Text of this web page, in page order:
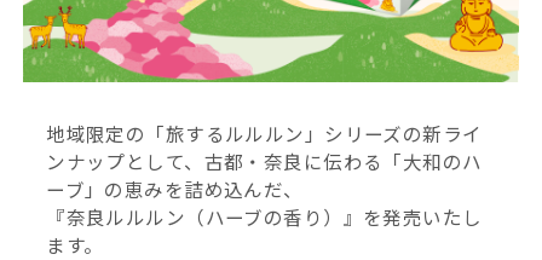
地域限定の「旅するルルルン」シリーズの新ライ
ンナップとして、古都・奈良に伝わる「大和のハ
ーブ」の恵みを詰め込んだ、
『奈良ルルルン（ハーブの香り）』を発売いたし
ます。